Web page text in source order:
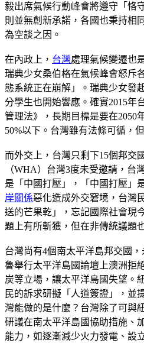
毅出席氣候行動峰會將遵守「恪
則並無創新承諾，各國也秉持相
為空談之因。
在內政上， 台灣處理氣候變遷也
瑞典少女桑伯格在氣候峰會怒斥
態系統正在崩解」。瑞典少女發
分學生也開始響應。確實2015年
管理法》，長期目標是要在2050
50%以下。台灣雖有法條可循，
而外交上，台灣只剩下15個邦交
（WHA）台灣3度未受邀請，台
是「中國打壓」，「中國打壓」
岸關係惡化造成外交窘境，台灣
送的芒果乾」，忘記國際社會現
題上有所斬獲，但在非傳統議題
台灣尚有4個南太平洋島邦交國
魯舉行太平洋島國論壇上澳洲拒
炭等立場，讓太平洋島國失望。
民的訴求研擬「人道簽證」，並
灣能做的是什麼？台灣除了可與
研議在南太平洋島國協助措施、
能力，如逐漸減少火力發電、設